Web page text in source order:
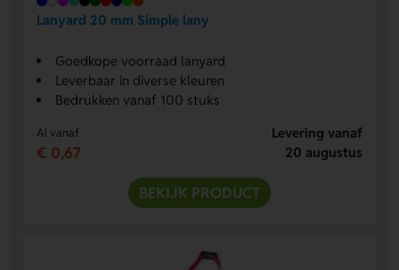
Lanyard 20 mm Simple lany
Goedkope voorraad lanyard
Leverbaar in diverse kleuren
Bedrukken vanaf 100 stuks
Al vanaf
€ 0,67
Levering vanaf
20 augustus
BEKIJK PRODUCT